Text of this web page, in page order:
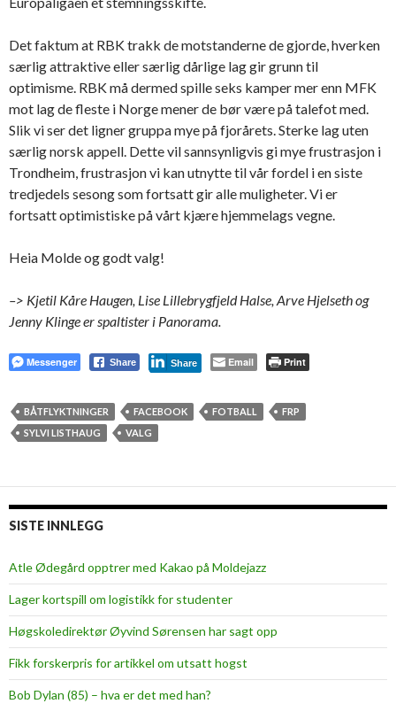
Det faktum at RBK trakk de motstanderne de gjorde, hverken
særlig attraktive eller særlig dårlige lag gir grunn til
optimisme. RBK må dermed spille seks kamper mer enn MFK
mot lag de fleste i Norge mener de bør være på talefot med.
Slik vi ser det ligner gruppa mye på fjorårets. Sterke lag uten
særlig norsk appell. Dette vil sannsynligvis gi mye frustrasjon i
Trondheim, frustrasjon vi kan utnytte til vår fordel i en siste
tredjedels sesong som fortsatt gir alle muligheter. Vi er
fortsatt optimistiske på vårt kjære hjemmelags vegne.
Heia Molde og godt valg!
–> Kjetil Kåre Haugen, Lise Lillebrygfjeld Halse, Arve Hjelseth og
Jenny Klinge er spaltister i Panorama.
Messenger Share Share Email Print
BÅTFLYKTNINGER FACEBOOK FOTBALL
FRP
SYLVI LISTHAUG
VALG
SISTE INNLEGG
Atle Ødegård opptrer med Kakao på Moldejazz
Lager kortspill om logistikk for studenter
Høgskoledirektør Øyvind Sørensen har sagt opp
Fikk forskerpris for artikkel om utsatt hogst
Bob Dylan (85) – hva er det med han?